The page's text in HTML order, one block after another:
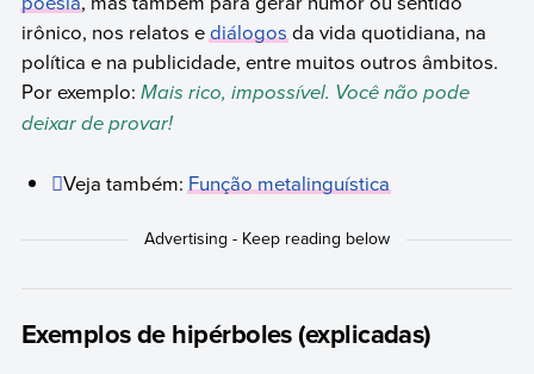
irônico, nos relatos ediálogosda vida quotidiana, na
política e na publicidade, entre muitos outros âmbitos.
Por exemplo: Mais rico, impossível. Você não pode
deixar de provar!
Veja também:Função metalinguística
Exemplos de hipérboles (explicadas)